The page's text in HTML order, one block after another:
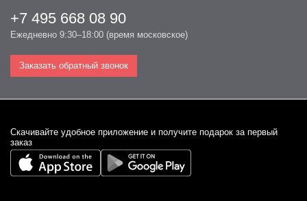
+7 495 668 08 90
Ежедневно 9:30–18:00 (время московское)
Заказать обратный звонок
Cкачивайте удобное приложение и получите подарок за первый
заказ